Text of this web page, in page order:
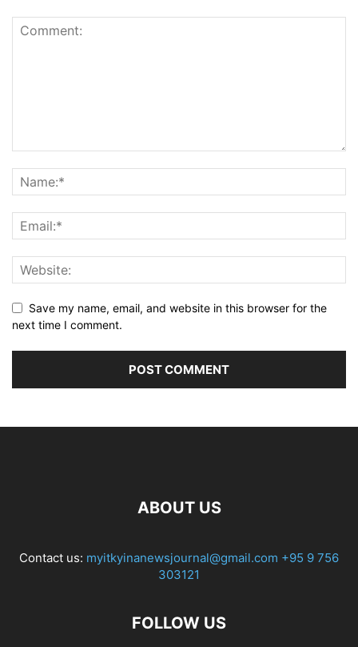
Save my name, email, and website in this browser for the
next time I comment.
ABOUT US
Contact us: myitkyinanewsjournal@gmail.com +95 9 756
303121
FOLLOW US